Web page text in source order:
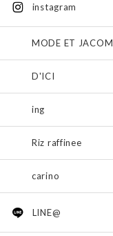
instagram
MODE ET
D'ICI
ing
Riz raffinee
carino
LINE@